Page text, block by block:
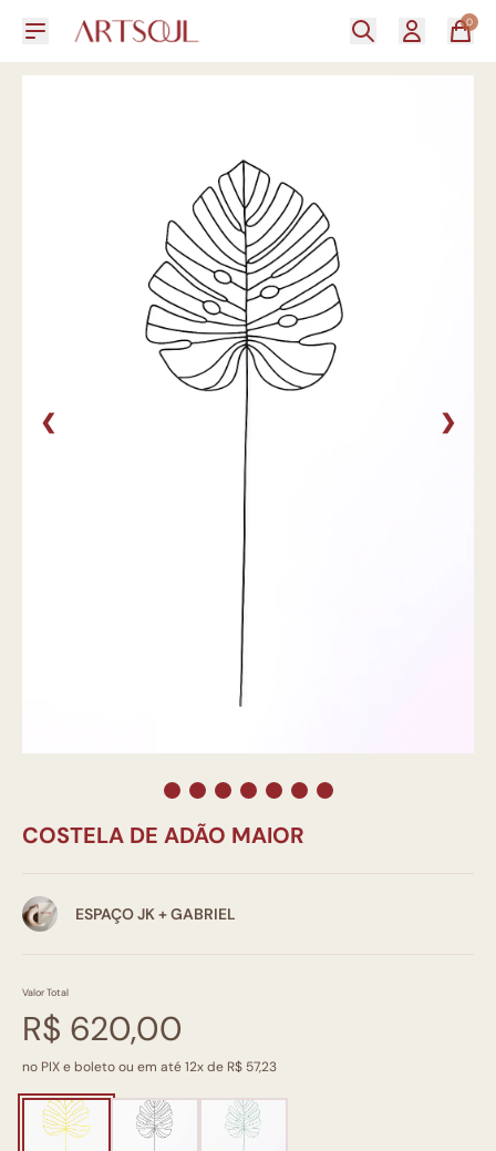
0
❮ ❯
COSTELA DE ADÃO MAIOR
ESPAÇO JK + GABRIEL
Valor Total
R$ 620,00
no PIX e boleto ou em até 12x de R$ 57,23